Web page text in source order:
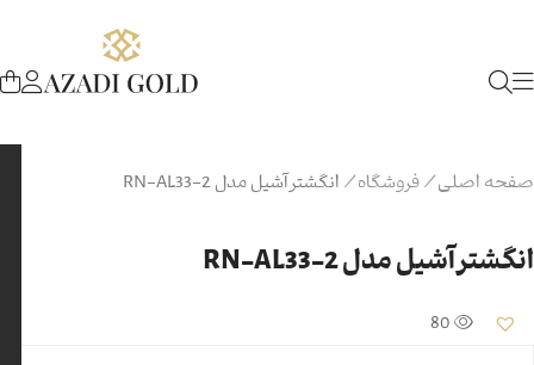
صفحه اصلی/فروشگاه/ انگشتر آشیل مدل RN-AL33-2
انگشتر آشیل مدل RN-AL33-2
80